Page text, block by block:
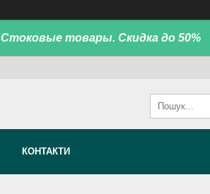
Стоковые товары. Скидка до 50%
КОНТАКТИ